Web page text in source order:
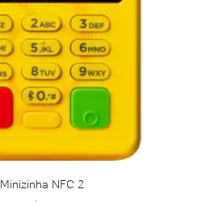
Minizinha NFC 2